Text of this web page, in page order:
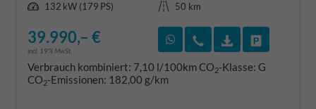
132 kW (179 PS) 50 km
39.990,– €
incl. 19% MwSt.
Rückruf vereinbaren
Wir rufen Sie an
Verbrauch kombiniert: 7,10 l/100kmCO2-Klasse: G
CO2-Emissionen: 182,00 g/km